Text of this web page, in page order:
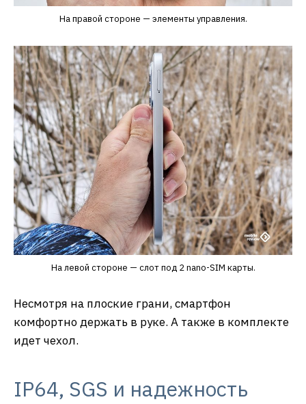
На правой стороне — элементы управления.
На левой стороне — слот под 2 nano-SIM карты.
Несмотря на плоские грани, смартфон
комфортно держать в руке. А также в комплекте
идет чехол.
IP64, SGS и надежность